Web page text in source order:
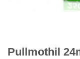
Pullmothil